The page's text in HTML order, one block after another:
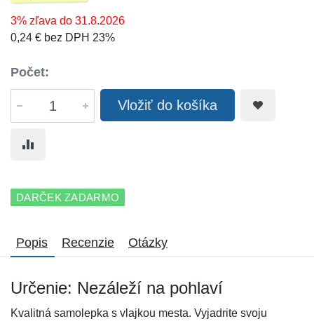
3% zľava do 31.8.2026
0,24 € bez DPH 23%
Počet:
Vložiť do košíka
DARČEK ZADARMO
Popis Recenzie Otázky
Určenie: Nezáleží na pohlaví
Kvalitná samolepka s vlajkou mesta. Vyjadrite svoju